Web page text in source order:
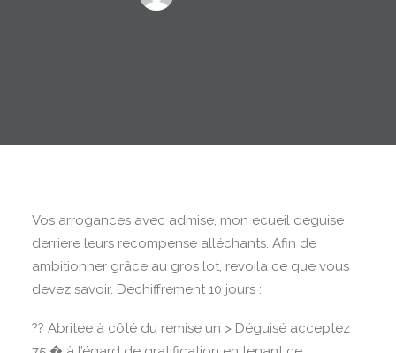
Vos arrogances avec admise, mon ecueil deguise
derriere leurs recompense alléchants. Afin de
ambitionner grâce au gros lot, revoila ce que vous
devez savoir. Dechiffrement 10 jours :
?? Abritee à côté du remise un > Déguisé acceptez